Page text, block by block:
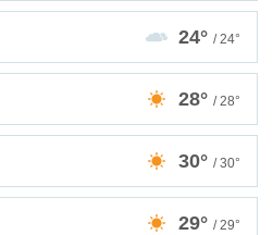
24° / 24°
28° / 28°
30° / 30°
29° / 29°